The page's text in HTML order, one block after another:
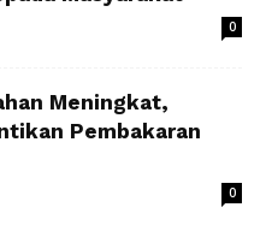
0
Meningkat,
Pembakaran
0